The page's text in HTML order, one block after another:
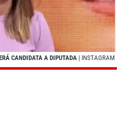
CANDIDATA A DIPUTADA | INSTAGRAM